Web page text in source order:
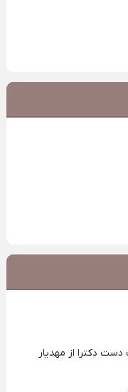
دکترا از مهدیار